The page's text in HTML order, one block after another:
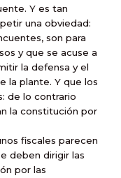
Y es tan
una obviedad:
son para
y que se acuse a
la defensa y el
plante. Y que los
de lo contrario
la constitución por
fiscales parecen
deben dirigir las
por las